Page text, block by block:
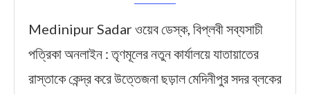
Medinipur Sadar ওয়েব ডেস্ক, বিপ্লবী সব্যসাচী
পত্রিকা অনলাইন : তৃণমূলের নতুন কার্যালয়ে যাতায়াতের
রাস্তাকে কেন্দ্র করে উত্তেজনা ছড়াল মেদিনীপুর সদর ব্লকের